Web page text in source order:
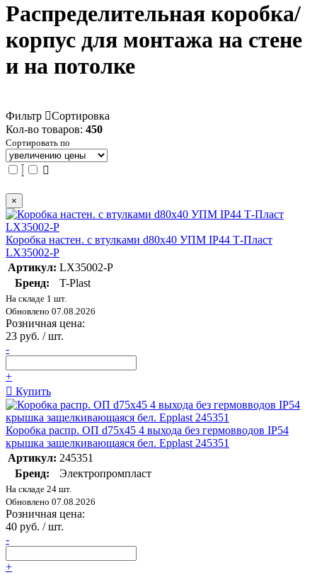
Распределительная коробка/
корпус для монтажа на стене
и на потолке
Фильтр
Сортировка
Кол-во товаров: 450
Сортировать по
×
Коробка настен. с втулками d80х40 УПМ IP44 Т-Пласт
LX35002-P
Артикул: LX35002-P
Бренд:
T-Plast
На складе 1 шт.
Обновлено 07.08.2026
Розничная цена:
23 руб. / шт.
-
+
Купить
Коробка распр. ОП d75х45 4 выхода без гермовводов IP54
крышка защелкивающаяся бел. Epplast 245351
Артикул: 245351
Бренд:
Электропромпласт
На складе 24 шт.
Обновлено 07.08.2026
Розничная цена:
40 руб. / шт.
-
+